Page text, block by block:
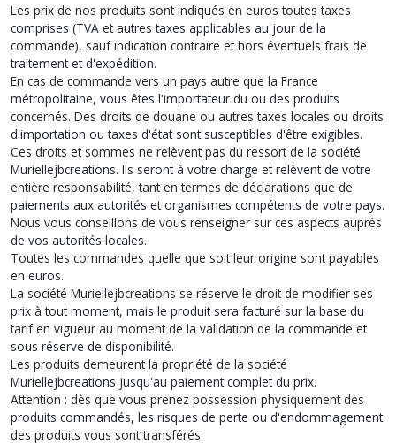
Les prix de nos produits sont indiqués en euros toutes taxes
comprises (TVA et autres taxes applicables au jour de la
commande), sauf indication contraire et hors éventuels frais de
traitement et d'expédition.
En cas de commande vers un pays autre que la France
métropolitaine, vous êtes l'importateur du ou des produits
concernés. Des droits de douane ou autres taxes locales ou droits
d'importation ou taxes d'état sont susceptibles d'être exigibles.
Ces droits et sommes ne relèvent pas du ressort de la société
Muriellejbcreations. Ils seront à votre charge et relèvent de votre
entière responsabilité, tant en termes de déclarations que de
paiements aux autorités et organismes compétents de votre pays.
Nous vous conseillons de vous renseigner sur ces aspects auprès
de vos autorités locales.
Toutes les commandes quelle que soit leur origine sont payables
en euros.
La société Muriellejbcreations se réserve le droit de modifier ses
prix à tout moment, mais le produit sera facturé sur la base du
tarif en vigueur au moment de la validation de la commande et
sous réserve de disponibilité.
Les produits demeurent la propriété de la société
Muriellejbcreations jusqu'au paiement complet du prix.
Attention : dès que vous prenez possession physiquement des
produits commandés, les risques de perte ou d'endommagement
des produits vous sont transférés.